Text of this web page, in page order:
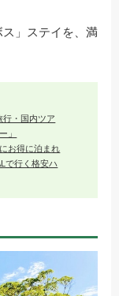
」ステイを、満
お得に泊まれ
で行く格安ハ